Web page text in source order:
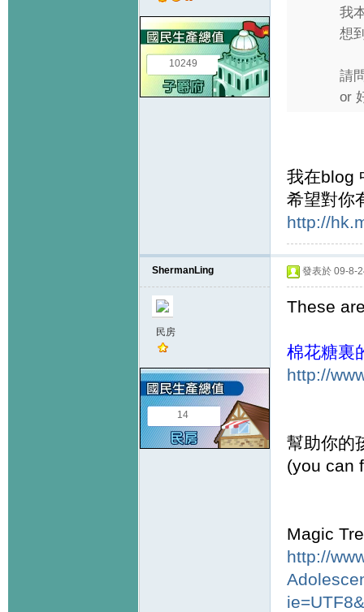
10249
我
想
請
or
我在blog
希望對你
http://
ShermanLing
民房
14
發表於 09-8-
These
棉花糖裏
http://
幫助你的
(you can
Magic
http://